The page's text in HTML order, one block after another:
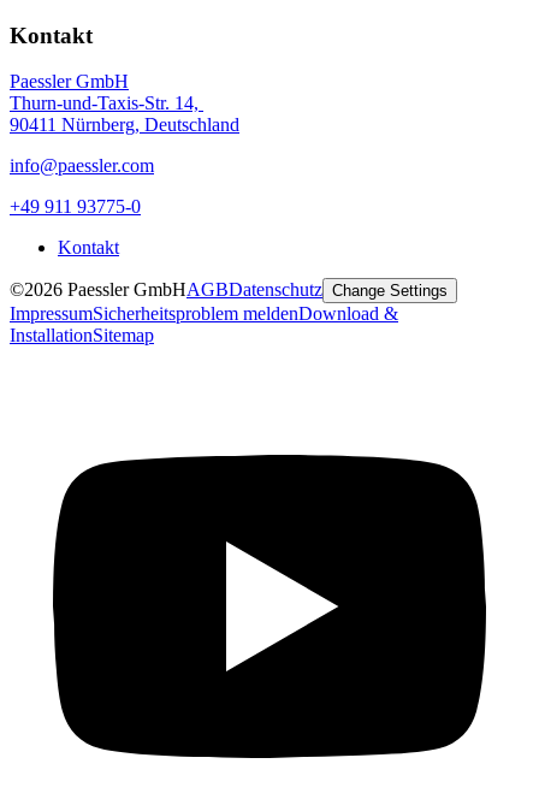
Kontakt
Paessler GmbH
Thurn-und-Taxis-Str. 14,
90411 Nürnberg, Deutschland
info@paessler.com
+49 911 93775-0
Kontakt
©2026 Paessler GmbHAGBDatenschutz Change Settings
ImpressumSicherheitsproblem meldenDownload &
InstallationSitemap